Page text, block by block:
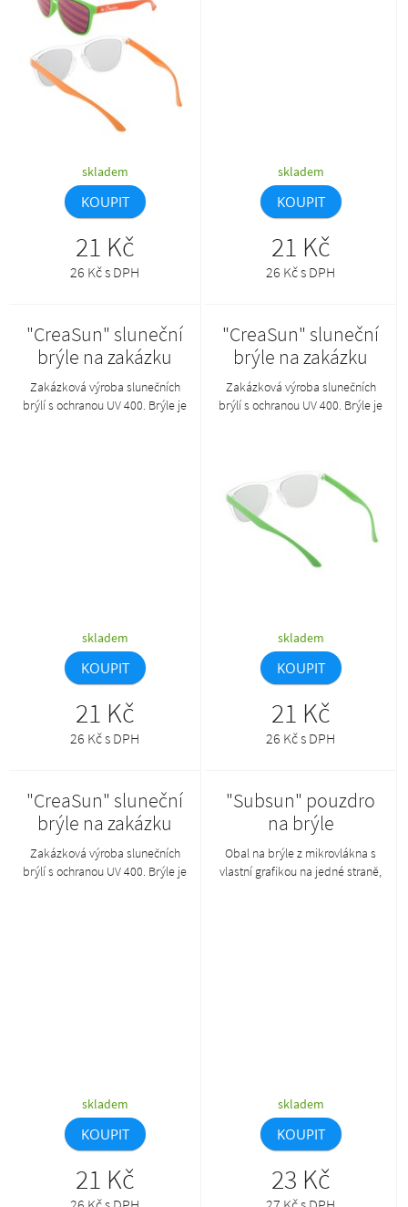
produkt lze objednat pouze
společně s AP800383-**_A.
skladem
KOUPIT
21 Kč
26 Kč s DPH
skladem
KOUPIT
21 Kč
26 Kč s DPH
"CreaSun" sluneční
brýle na zakázku
Zakázková výroba slunečních
brýlí s ochranou UV 400. Brýle je
skladem
KOUPIT
21 Kč
26 Kč s DPH
"CreaSun" sluneční
brýle na zakázku
Zakázková výroba slunečních
brýlí s ochranou UV 400. Brýle je
produkt lze objednat pouze
společně s AP800383-**_A.
skladem
KOUPIT
21 Kč
26 Kč s DPH
"CreaSun" sluneční
brýle na zakázku
Zakázková výroba slunečních
brýlí s ochranou UV 400. Brýle je
skladem
KOUPIT
21 Kč
"Subsun" pouzdro
na brýle
Obal na brýle z mikrovlákna s
vlastní grafikou na jedné straně,
skladem
KOUPIT
23 Kč